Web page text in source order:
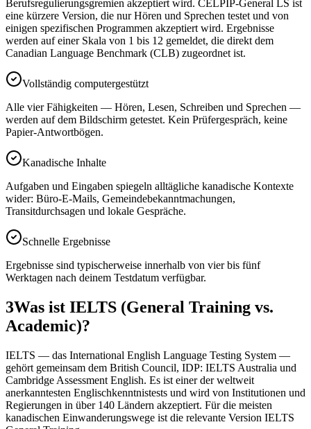
Berufsregulierungsgremien akzeptiert wird. CELPIP-General LS ist
eine kürzere Version, die nur Hören und Sprechen testet und von
einigen spezifischen Programmen akzeptiert wird. Ergebnisse
werden auf einer Skala von 1 bis 12 gemeldet, die direkt dem
Canadian Language Benchmark (CLB) zugeordnet ist.
Vollständig computergestützt
Alle vier Fähigkeiten — Hören, Lesen, Schreiben und Sprechen —
werden auf dem Bildschirm getestet. Kein Prüfergespräch, keine
Papier-Antwortbögen.
Kanadische Inhalte
Aufgaben und Eingaben spiegeln alltägliche kanadische Kontexte
wider: Büro-E-Mails, Gemeindebekanntmachungen,
Transitdurchsagen und lokale Gespräche.
Schnelle Ergebnisse
Ergebnisse sind typischerweise innerhalb von vier bis fünf
Werktagen nach deinem Testdatum verfügbar.
3Was ist IELTS (General Training vs.
Academic)?
IELTS — das International English Language Testing System —
gehört gemeinsam dem British Council, IDP: IELTS Australia und
Cambridge Assessment English. Es ist einer der weltweit
anerkanntesten Englischkenntnistests und wird von Institutionen und
Regierungen in über 140 Ländern akzeptiert. Für die meisten
kanadischen Einwanderungswege ist die relevante Version IELTS